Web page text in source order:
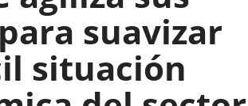
suavizar
situación